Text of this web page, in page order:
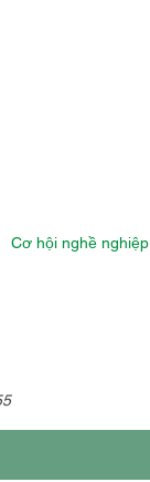
Cơ hội nghề nghiệp